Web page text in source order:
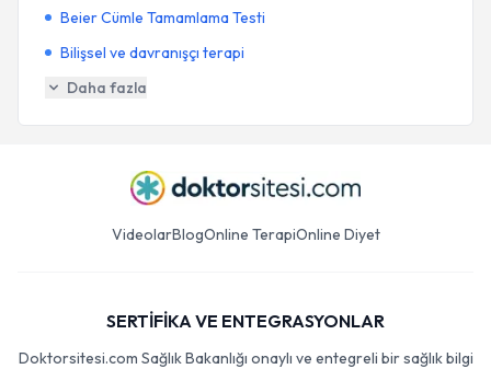
Beier Cümle Tamamlama Testi
Bilişsel ve davranışçı terapi
Daha fazla
VideolarBlogOnline TerapiOnline Diyet
SERTİFİKA VE ENTEGRASYONLAR
Doktorsitesi.com Sağlık Bakanlığı onaylı ve entegreli bir sağlık bilgi